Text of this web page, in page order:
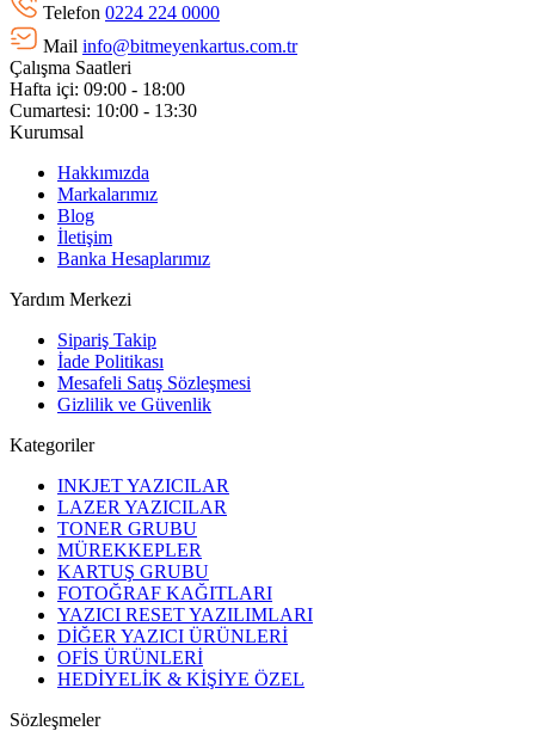
Telefon 0224 224 0000
Mail info@bitmeyenkartus.com.tr
Çalışma Saatleri
Hafta içi: 09:00 - 18:00
Cumartesi: 10:00 - 13:30
Kurumsal
Hakkımızda
Markalarımız
Blog
İletişim
Banka Hesaplarımız
Yardım Merkezi
Sipariş Takip
İade Politikası
Mesafeli Satış Sözleşmesi
Gizlilik ve Güvenlik
Kategoriler
INKJET YAZICILAR
LAZER YAZICILAR
TONER GRUBU
MÜREKKEPLER
KARTUŞ GRUBU
FOTOĞRAF KAĞITLARI
YAZICI RESET YAZILIMLARI
DİĞER YAZICI ÜRÜNLERİ
OFİS ÜRÜNLERİ
HEDİYELİK & KİŞİYE ÖZEL
Sözleşmeler